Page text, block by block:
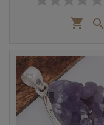
shopping_cart 